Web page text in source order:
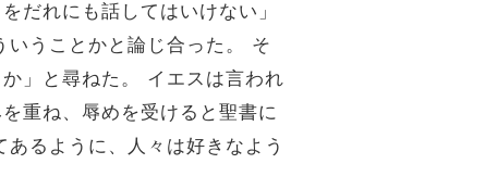
だれにも話してはいけない」
いうことかと論じ合った。 そ
」と尋ねた。 イエスは言われ
重ね、辱めを受けると聖書に
るように、人々は好きなよう